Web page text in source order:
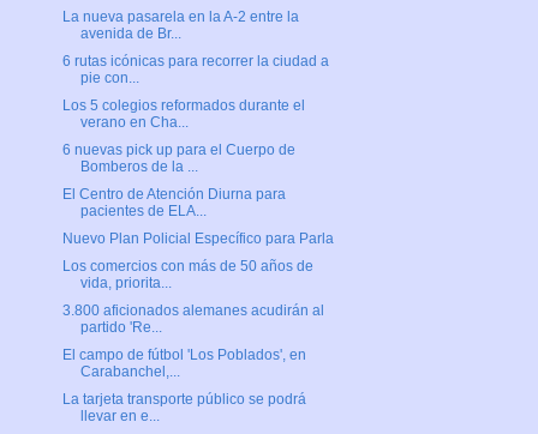
La nueva pasarela en la A-2 entre la
avenida de Br...
6 rutas icónicas para recorrer la ciudad a
pie con...
Los 5 colegios reformados durante el
verano en Cha...
6 nuevas pick up para el Cuerpo de
Bomberos de la ...
El Centro de Atención Diurna para
pacientes de ELA...
Nuevo Plan Policial Específico para Parla
Los comercios con más de 50 años de
vida, priorita...
3.800 aficionados alemanes acudirán al
partido 'Re...
El campo de fútbol 'Los Poblados', en
Carabanchel,...
La tarjeta transporte público se podrá
llevar en e...